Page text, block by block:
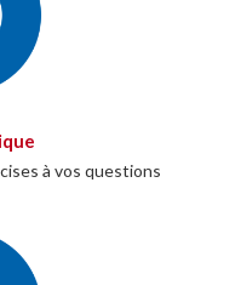
à vos questions